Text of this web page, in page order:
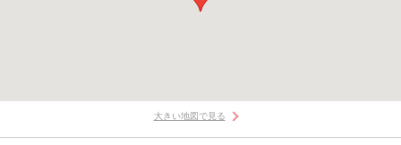
大きい地図で見る